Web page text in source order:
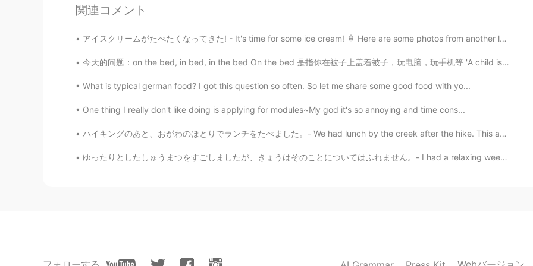
JP EN
分かる😂 一人で会話するのはどう？ 私はそうしてます(私はやばいかもしれない)
JP PL
仲間だw 俺がそばにいる
ERI ー エリ 2019.09.10 21:51
関連コメント
アイスクリームがたべたくなってきた! - It's time for some ice cream! 🍦 Here are some photos from another lake visi...
今天的问题：on the bed, in bed, in the bed On the bed 是指你在被子上盖着被子，玩电脑，玩手机等 'A child is jumping on the ...
What is typical german food? I got this question so often. So let me share some good food with yo...
One thing I really don't like doing is applying for modules~My god it's so annoying and time cons...
ハイキングのあと、おがわのほとりでランチをたべました。- We had lunch by the creek after the hike. This another chapter in m...
ゆったりとしたしゅうまつをすごしましたが、きょうはそのことについてはふれません。- I had a relaxing weekend, but I won't talk about it tod...